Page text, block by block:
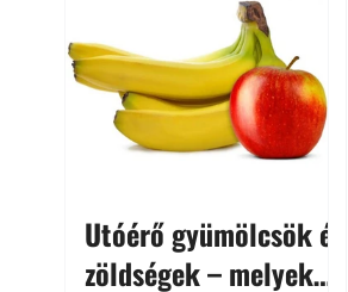
kertészkedés sokak számára
kikapcsolódást és feltöltődést
is jelent.
Utóérő gyümölcsök és
zöldségek – melyek